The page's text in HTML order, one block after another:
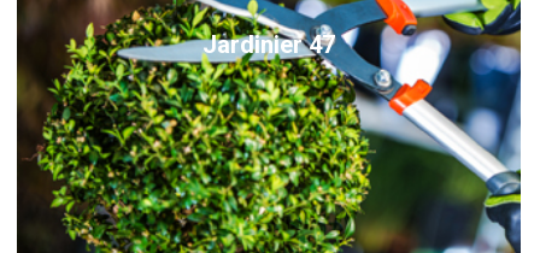
Jardinier 47